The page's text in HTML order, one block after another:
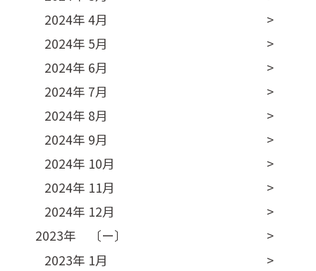
2024年 4月
2024年 5月
2024年 6月
2024年 7月
2024年 8月
2024年 9月
2024年 10月
2024年 11月
2024年 12月
2023年 〔ー〕
2023年 1月